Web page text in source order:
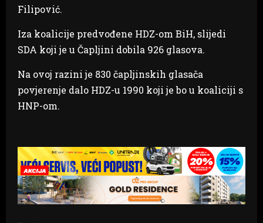
Filipović.
Iza koalicije predvođene HDZ-om BiH, slijedi
SDA koji je u Čapljini dobila 926 glasova.
Na ovoj razini je 830 čapljinskih glasača
povjerenje dalo HDZ-u 1990 koji je bo u koaliciji s
HNP-om.